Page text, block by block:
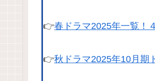
👉春 ドラマ2025年一覧！
👉秋ドラマ2025年10月期